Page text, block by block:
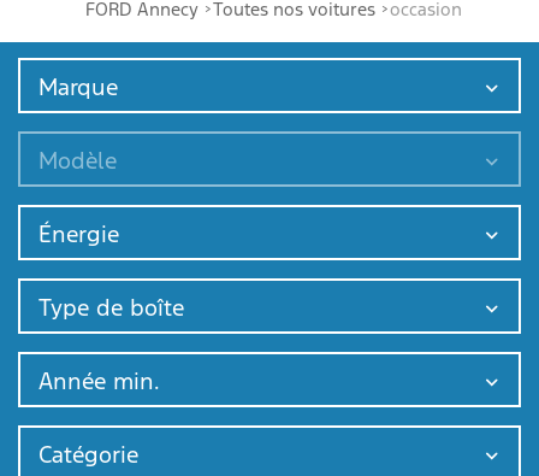
FORD Annecy Toutes nos voitures occasion
Marque
Modèle
Énergie
Type de boîte
Année min.
Catégorie